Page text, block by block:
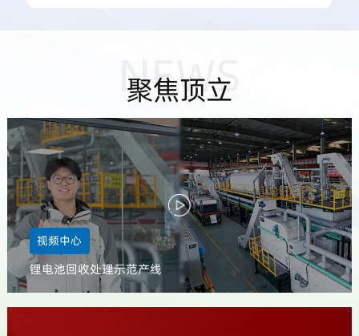
NEWS
聚焦顶立
视频中心
锂电池回收处理示范产线